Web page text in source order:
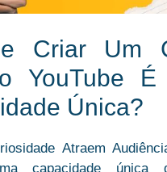
Criar Um
YouTube É
Única?
Atraem
capacidade única